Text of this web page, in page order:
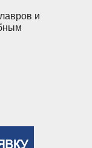
и